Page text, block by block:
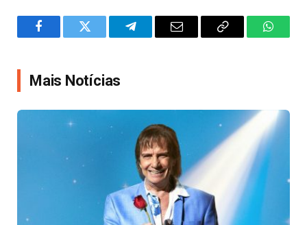
FacebookTwitter TelegramEmail
Copy
Mais Notícias